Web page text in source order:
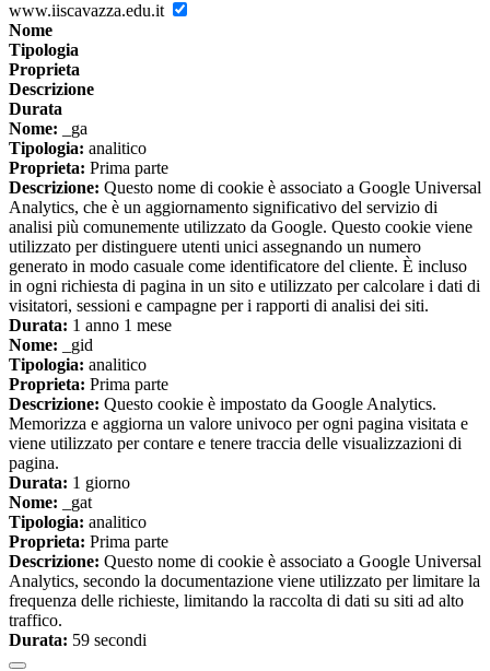
www.iiscavazza.edu.it
Nome
Tipologia
Proprieta
Descrizione
Durata
Nome: _ga
Tipologia: analitico
Proprieta: Prima parte
Descrizione: Questo nome di cookie è associato a Google Universal
Analytics, che è un aggiornamento significativo del servizio di
analisi più comunemente utilizzato da Google. Questo cookie viene
utilizzato per distinguere utenti unici assegnando un numero
generato in modo casuale come identificatore del cliente. È incluso
in ogni richiesta di pagina in un sito e utilizzato per calcolare i dati di
visitatori, sessioni e campagne per i rapporti di analisi dei siti.
Durata: 1 anno 1 mese
Nome: _gid
Tipologia: analitico
Proprieta: Prima parte
Descrizione: Questo cookie è impostato da Google Analytics.
Memorizza e aggiorna un valore univoco per ogni pagina visitata e
viene utilizzato per contare e tenere traccia delle visualizzazioni di
pagina.
Durata: 1 giorno
Nome: _gat
Tipologia: analitico
Proprieta: Prima parte
Descrizione: Questo nome di cookie è associato a Google Universal
Analytics, secondo la documentazione viene utilizzato per limitare la
frequenza delle richieste, limitando la raccolta di dati su siti ad alto
traffico.
Durata: 59 secondi